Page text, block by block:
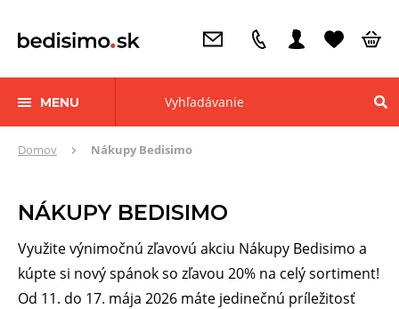
MENU
Domov Nákupy Bedisimo
NÁKUPY BEDISIMO
Využite výnimočnú zľavovú akciu Nákupy Bedisimo a
kúpte si nový spánok so zľavou 20% na celý sortiment!
Od 11. do 17. mája 2026 máte jedinečnú príležitosť